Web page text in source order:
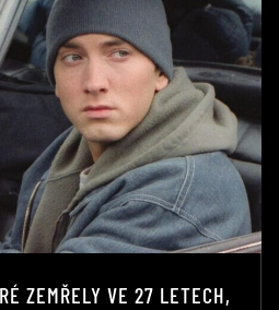
ZEMŘELY VE 27 LETECH,